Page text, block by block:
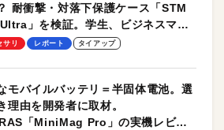
耐衝撃・対落下保護ケース「STM
」を検証。学生、ビジネスマン
イルユースに最適！
サリ レポート タイアップ
モバイルバッテリ＝半固体電池。選
理由を開発者に取材。
「MiniMag Pro」の実機レビュ